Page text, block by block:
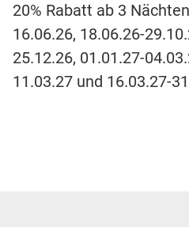
20% Rabatt ab 3
16.06.26, 18.06.26-
25.12.26, 01.01.27-
11.03.27 und 16.03.27-